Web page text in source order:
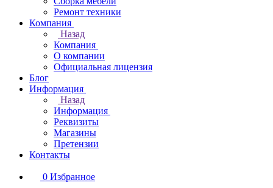
Ремонт техники
Компания
Назад
Компания
О компании
Официальная лицензия
Блог
Информация
Назад
Информация
Реквизиты
Магазины
Претензии
Контакты
0 Избранное